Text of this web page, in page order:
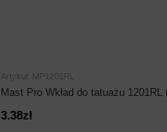
Artykuł: MP1201RL
Mast Pro Wkład do tatuażu
3.38zł